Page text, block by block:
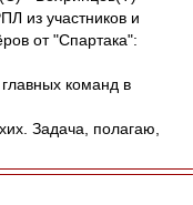
из участников и
от "Спартака":
команд в
Задача, полагаю,